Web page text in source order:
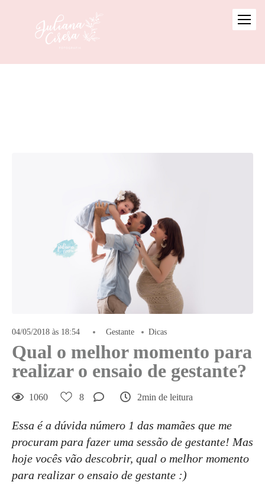
04/05/2018 às 18:54 Gestante Dicas
Qual o melhor momento para
realizar o ensaio de gestante?
1060 8 2min de leitura
Essa é a dúvida número 1 das mamães que me
procuram para fazer uma sessão de gestante! Mas
hoje vocês vão descobrir, qual o melhor momento
para realizar o ensaio de gestante :)